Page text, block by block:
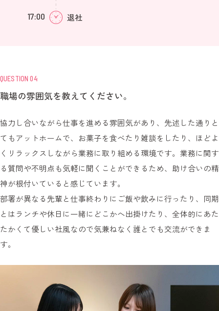
17:00 退社
QUESTION 04
職場の雰囲気を教えてください。
協力し合いながら仕事を進める雰囲気があり、先述した通りと
てもアットホームで、お菓子を食べたり雑談をしたり、ほどよ
くリラックスしながら業務に取り組める環境です。業務に関す
る質問や不明点も気軽に聞くことができるため、助け合いの精
神が根付いていると感じています。
部署が異なる先輩と仕事終わりにご飯や飲みに行ったり、同期
とはランチや休日に一緒にどこかへ出掛けたり、全体的にあた
たかくて優しい社風なので気兼ねなく誰とでも交流ができま
す。